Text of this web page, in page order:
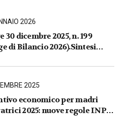
2026
30 dicembre 2025, n. 199
di Bilancio 2026).Sintesi
tributarie, contributive e per
2025
economico per madri
2025: nuove regole INPS